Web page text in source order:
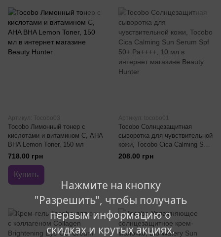
Нажмите на кнопку
"Разрешить", чтобы получать
первым информацию о
скидках и крутых акциях.
Артикул: Tocobo03
Tocobo Лимонный тонер с
кислотами и витамином С, AHA
BHA Lemon Toner, 150 мл
718.00 грн
Купить
Артикул: tocobo01
Tocobo Солнцезащитная
сыворотка для чувствительной
кожи, Tocobo Cica Calming Sun
Serum Spf 50+ Pa++++, 10 мл
208.00 грн